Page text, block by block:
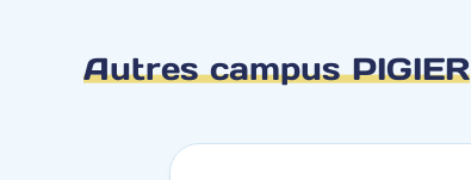
Autres campus PIGIER